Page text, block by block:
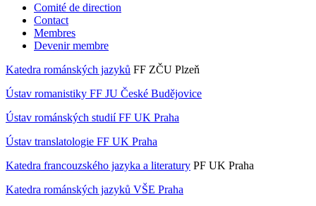
Comité de direction
Contact
Membres
Devenir membre
Katedra románských jazyků FF ZČU Plzeň
Ústav romanistiky FF JU České Budějovice
Ústav románských studií FF UK Praha
Ústav translatologie FF UK Praha
Katedra francouzského jazyka a literatury PF UK Praha
Katedra románských jazyků VŠE Praha